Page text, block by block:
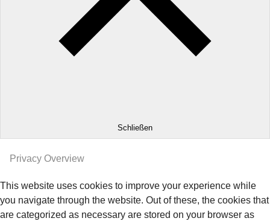
Schließen
Privacy Overview
This website uses cookies to improve your experience while
you navigate through the website. Out of these, the cookies that
are categorized as necessary are stored on your browser as